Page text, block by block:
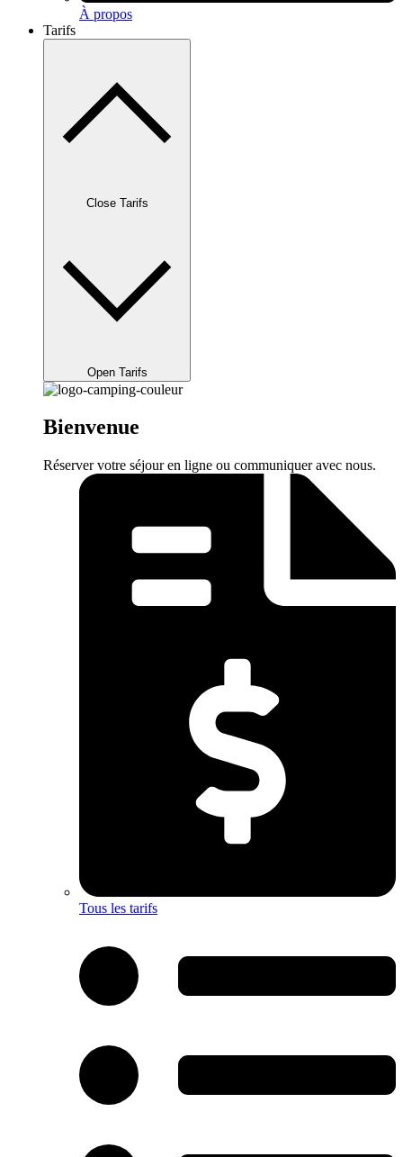
À propos
Tarifs
Close Tarifs
Open Tarifs
Bienvenue
Réserver votre séjour en ligne ou communiquer avec nous.
Tous les tarifs